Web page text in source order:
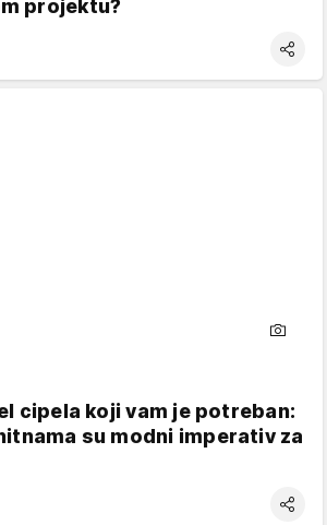
projektu?
cipela koji vam je potreban:
su modni imperativ za